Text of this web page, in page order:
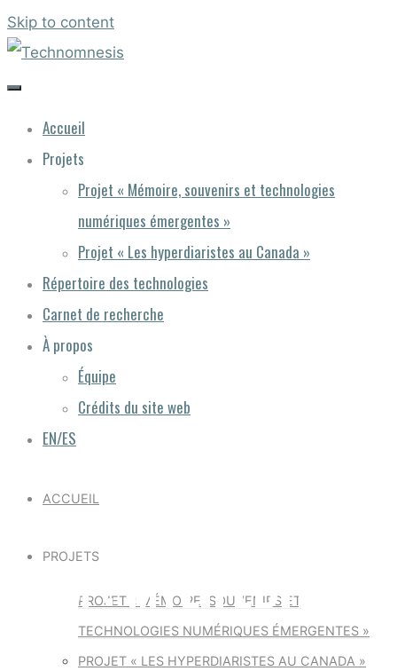
Skip to content
Accueil
Projets
Projet « Mémoire, souvenirs et technologies
numériques émergentes »
Projet « Les hyperdiaristes au Canada »
Répertoire des technologies
Carnet de recherche
À propos
Équipe
Crédits du site web
EN/ES
ACCUEIL
PROJETS
PROJET « MÉMOIRE, SOUVENIRS ET
TECHNOLOGIES NUMÉRIQUES ÉMERGENTES »
PROJET « LES HYPERDIARISTES AU CANADA »
NOM : MYLIFEBITS